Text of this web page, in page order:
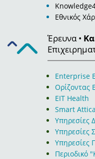
Εθνικός
Έρευνα •
Εnterprise
Ορίζοντας
EIT Health
Smart
Υπηρεσίες
Υπηρεσίες
Υπηρεσίες
Περιοδικό